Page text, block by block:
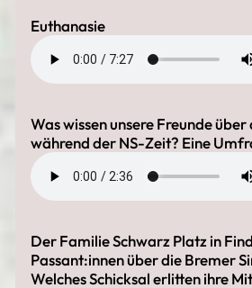
Euthanasie
Was wissen unsere Freunde
während der NS-Zeit? Eine
Der Familie Schwarz Platz in
Passant:innen über die Bremer
Welches Schicksal erlitten ihre